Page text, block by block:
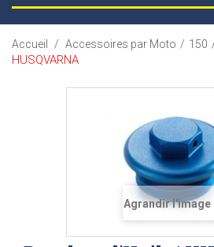
Accueil / Accessoires par Moto / 150
HUSQVARNA
Agrandir l'image